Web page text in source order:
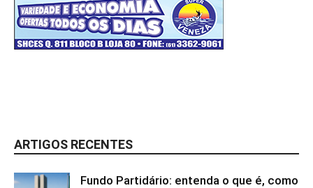
ARTIGOS RECENTES
Fundo Partidário: entenda o que é, como